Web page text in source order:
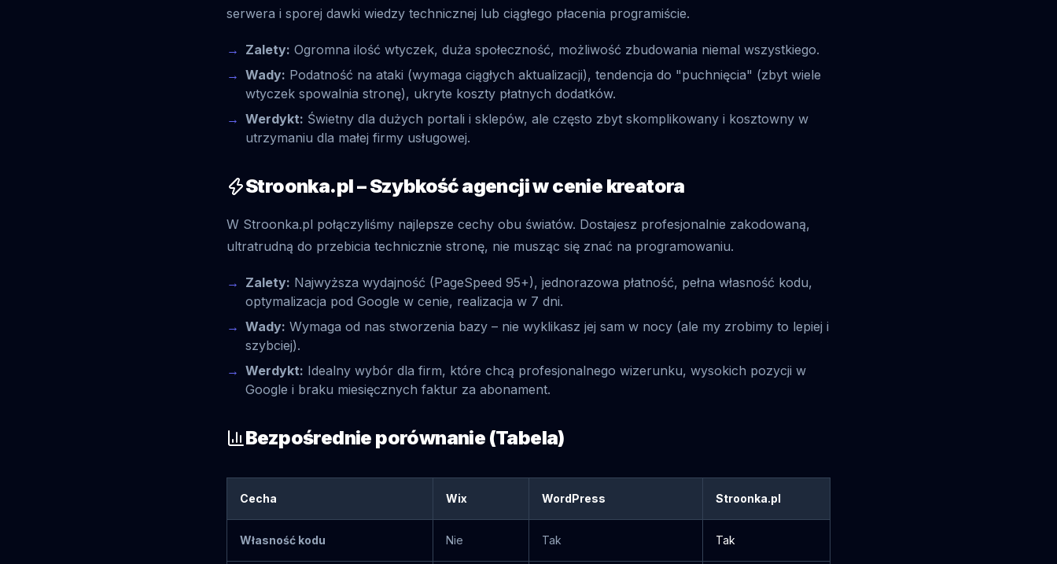
serwera i sporej dawki wiedzy technicznej lub ciągłego płacenia programiście.
Zalety: Ogromna ilość wtyczek, duża społeczność, możliwość zbudowania niemal wszystkiego.
Wady: Podatność na ataki (wymaga ciągłych aktualizacji), tendencja do "puchnięcia" (zbyt wiele
wtyczek spowalnia stronę), ukryte koszty płatnych dodatków.
Werdykt: Świetny dla dużych portali i sklepów, ale często zbyt skomplikowany i kosztowny w
utrzymaniu dla małej firmy usługowej.
Stroonka.pl – Szybkość agencji w cenie kreatora
W Stroonka.pl połączyliśmy najlepsze cechy obu światów. Dostajesz profesjonalnie zakodowaną,
ultratrudną do przebicia technicznie stronę, nie musząc się znać na programowaniu.
Zalety: Najwyższa wydajność (PageSpeed 95+), jednorazowa płatność, pełna własność kodu,
optymalizacja pod Google w cenie, realizacja w 7 dni.
Wady: Wymaga od nas stworzenia bazy – nie wyklikasz jej sam w nocy (ale my zrobimy to lepiej i
szybciej).
Werdykt: Idealny wybór dla firm, które chcą profesjonalnego wizerunku, wysokich pozycji w
Google i braku miesięcznych faktur za abonament.
Bezpośrednie porównanie (Tabela)
Cecha Wix WordPress Stroonka.pl
Własność kodu Nie Tak Tak